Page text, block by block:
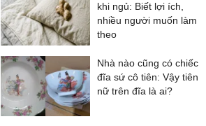
khi ngủ: Biết lợi ích,
nhiều người muốn làm
theo
Nhà nào cũng có chiếc
đĩa sứ cô tiên: Vậy tiên
nữ trên đĩa là ai?